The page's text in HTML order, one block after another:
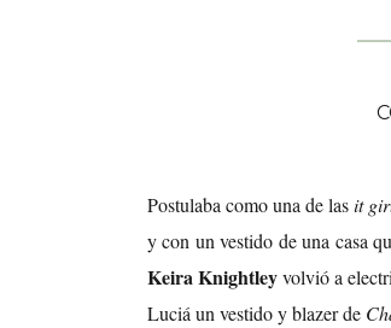
Postulaba como una de lasit
y con un vestido de una casa
Keira Knightleyvolvió a
Luciá un vestido y blazer de